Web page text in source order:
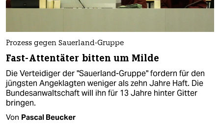
Prozess gegen Sauerland-Gruppe
Fast-Attentäter bitten um Milde
Die Verteidiger der "Sauerland-Gruppe" fordern für den
jüngsten Angeklagten weniger als zehn Jahre Haft. Die
Bundesanwaltschaft will ihn für 13 Jahre hinter Gitter
bringen.
Von Pascal Beucker